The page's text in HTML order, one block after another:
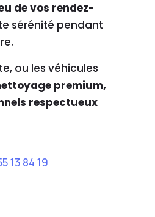
de vos rendez-
sérénité pendant
ou les véhicules
premium,
respectueux
13 84 19